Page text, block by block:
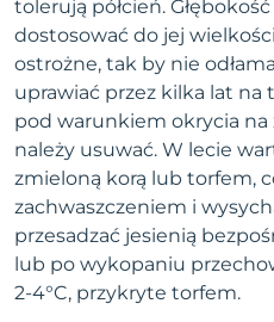
tolerują półcień.
dostosować do jej
ostrożne, tak by nie
uprawiać przez kilka lat
pod warunkiem okrycia na
należy usuwać. W lecie
zmieloną korą lub torfem,
zachwaszczeniem i
przesadzać jesienią
lub po wykopaniu
2-4°C, przykryte torfem.